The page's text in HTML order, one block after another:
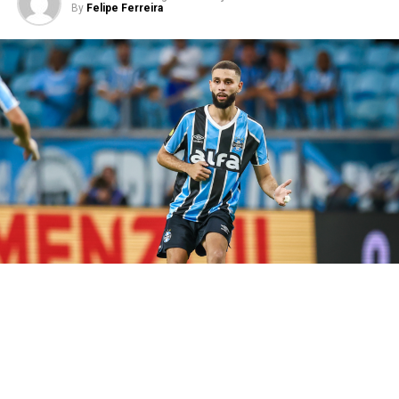
Por isso, a expectativa da torcida gremista é de que o
atacante volte a balançar as redes e ajude o Imortal a
construir uma vantagem fora de casa.
Carlos Vinícius volta em momento
decisivo
O artilheiro desfalcou o Grêmio na derrota para o
Bolívar, que resultou na eliminação da Copa Sul-
Americana. No entanto, o camisa 95 retorna justamente
quando o clube inicia mais uma disputa eliminatória.
Assim, Luís Castro ganha uma peça importante para
By Felipe Ferreira